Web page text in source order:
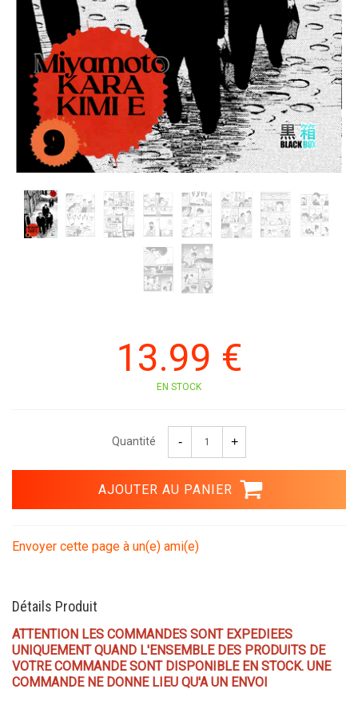
13.99 €
EN STOCK
Quantité
Envoyer cette page à un(e) ami(e)
Détails Produit
ATTENTION LES COMMANDES SONT EXPEDIEES
UNIQUEMENT QUAND L'ENSEMBLE DES PRODUITS DE
VOTRE COMMANDE SONT DISPONIBLE EN STOCK. UNE
COMMANDE NE DONNE LIEU QU'A UN ENVOI